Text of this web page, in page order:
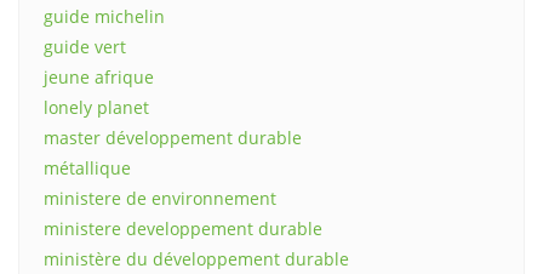
guide michelin
guide vert
jeune afrique
lonely planet
master développement durable
métallique
ministere de environnement
ministere developpement durable
ministère du développement durable